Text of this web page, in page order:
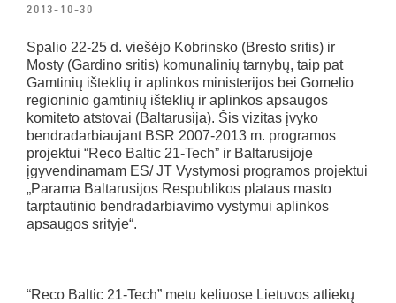
2013-10-30
Spalio 22-25 d. viešėjo Kobrinsko (Bresto sritis) ir
Mosty (Gardino sritis) komunalinių tarnybų, taip pat
Gamtinių išteklių ir aplinkos ministerijos bei Gomelio
regioninio gamtinių išteklių ir aplinkos apsaugos
komiteto atstovai (Baltarusija). Šis vizitas įvyko
bendradarbiaujant BSR 2007-2013 m. programos
projektui “Reco Baltic 21-Tech” ir Baltarusijoje
įgyvendinamam ES/ JT Vystymosi programos projektui
„Parama Baltarusijos Respublikos plataus masto
tarptautinio bendradarbiavimo vystymui aplinkos
apsaugos srityje“.
“Reco Baltic 21-Tech” metu keliuose Lietuvos atliekų